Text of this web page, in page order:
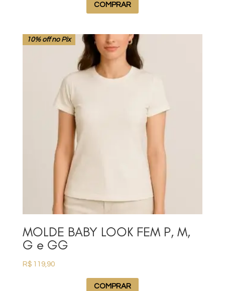
COMPRAR
10% off no Pix
MOLDE BABY LOOK FEM P, M,
G e GG
R$119,90
COMPRAR